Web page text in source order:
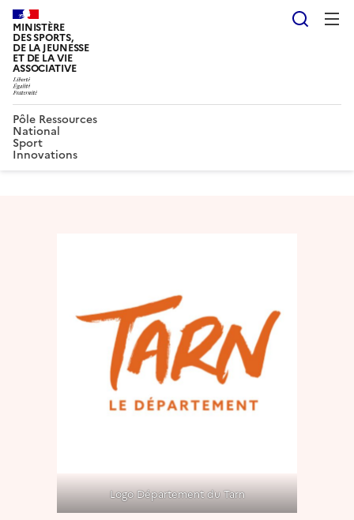
MINISTÈRE
DES SPORTS,
DE LA JEUNESSE
ET DE LA VIE
ASSOCIATIVE
Pôle Ressources
National
Sport
Innovations
Logo Département du Tarn